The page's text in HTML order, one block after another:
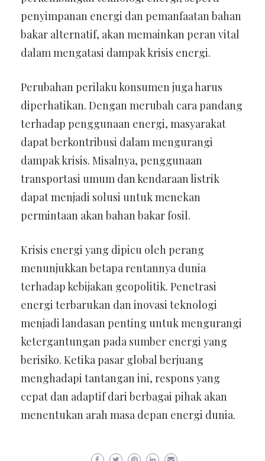
penyimpanan energi dan pemanfaatan bahan
bakar alternatif, akan memainkan peran vital
dalam mengatasi dampak krisis energi.
Perubahan perilaku konsumen juga harus
diperhatikan. Dengan merubah cara pandang
terhadap penggunaan energi, masyarakat
dapat berkontribusi dalam mengurangi
dampak krisis. Misalnya, penggunaan
transportasi umum dan kendaraan listrik
dapat menjadi solusi untuk menekan
permintaan akan bahan bakar fosil.
Krisis energi yang dipicu oleh perang
menunjukkan betapa rentannya dunia
terhadap kebijakan geopolitik. Penetrasi
energi terbarukan dan inovasi teknologi
menjadi landasan penting untuk mengurangi
ketergantungan pada sumber energi yang
berisiko. Ketika pasar global berjuang
menghadapi tantangan ini, respons yang
cepat dan adaptif dari berbagai pihak akan
menentukan arah masa depan energi dunia.